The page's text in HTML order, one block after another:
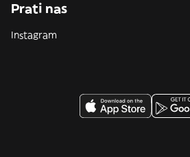
Prati nas
Instagram